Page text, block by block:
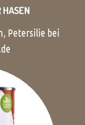
HASEN
Petersilie bei